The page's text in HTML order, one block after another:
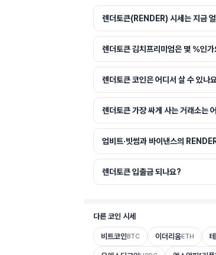
렌더토큰(RENDER) 시세는 지금
렌더토큰 김치프리미엄은 몇 %인가
렌더토큰 코인은 어디서 살 수 있나
렌더토큰 가장 싸게 사는 거래소는
업비트·빗썸과 바이낸스의
렌더토큰 입출금 되나요?
다른 코인 시세
비트코인BTC 이더리움ETH